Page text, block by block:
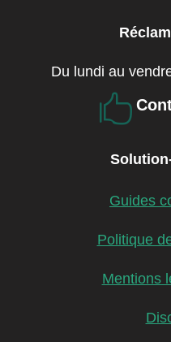
Du lundi au

Guides
Politique
Mentions